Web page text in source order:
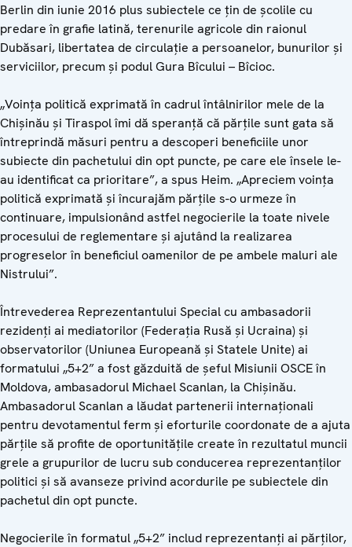
Berlin din iunie 2016 plus subiectele ce țin de școlile cu
predare în grafie latină, terenurile agricole din raionul
Dubăsari, libertatea de circulație a persoanelor, bunurilor și
serviciilor, precum și podul Gura Bîcului – Bîcioc.
„Voința politică exprimată în cadrul întâlnirilor mele de la
Chișinău și Tiraspol îmi dă speranță că părțile sunt gata să
întreprindă măsuri pentru a descoperi beneficiile unor
subiecte din pachetului din opt puncte, pe care ele însele le-
au identificat ca prioritare”, a spus Heim. „Apreciem voința
politică exprimată și încurajăm părțile s-o urmeze în
continuare, impulsionând astfel negocierile la toate nivele
procesului de reglementare și ajutând la realizarea
progreselor în beneficiul oamenilor de pe ambele maluri ale
Nistrului”.
Întrevederea Reprezentantului Special cu ambasadorii
rezidenți ai mediatorilor (Federația Rusă și Ucraina) și
observatorilor (Uniunea Europeană și Statele Unite) ai
formatului „5+2” a fost găzduită de șeful Misiunii OSCE în
Moldova, ambasadorul Michael Scanlan, la Chișinău.
Ambasadorul Scanlan a lăudat partenerii internaționali
pentru devotamentul ferm și eforturile coordonate de a ajuta
părțile să profite de oportunitățile create în rezultatul muncii
grele a grupurilor de lucru sub conducerea reprezentanților
politici și să avanseze privind acordurile pe subiectele din
pachetul din opt puncte.
Negocierile în formatul „5+2” includ reprezentanți ai părților,